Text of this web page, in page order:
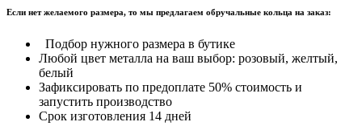
Если нет желаемого размера, то мы предлагаем обручальные кольца на заказ:
Подбор нужного размера в бутике
Любой цвет металла на ваш выбор: розовый, желтый,
белый
Зафиксировать по предоплате 50% стоимость и
запустить производство
Срок изготовления 14 дней